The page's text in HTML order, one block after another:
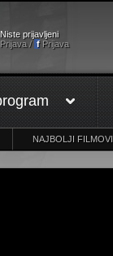
Niste prijavljeni
Prijava / fPrijava
NAJBOLJI FILMOVI